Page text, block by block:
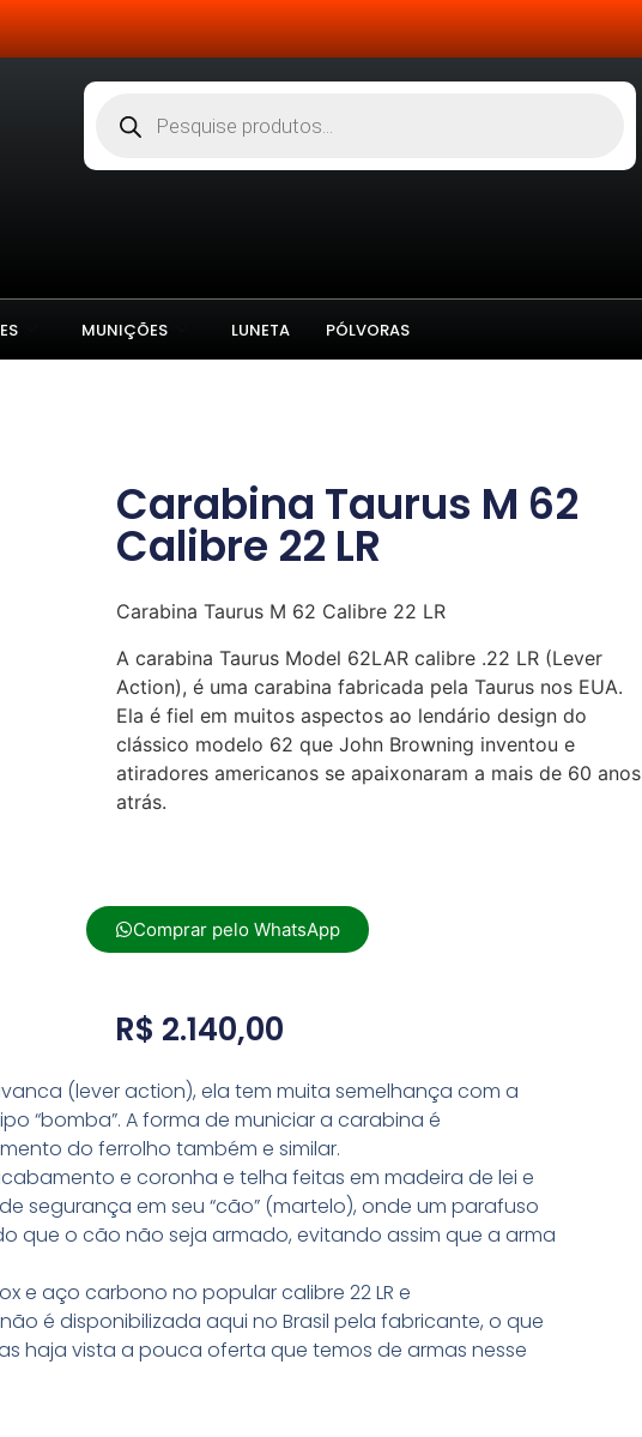
Site Blindado
MUNIÇÕES LUNETA PÓLVORAS
Carabina Taurus M 62
Calibre 22 LR
Carabina Taurus M 62 Calibre 22 LR
A carabina Taurus Model 62LAR calibre .22 LR (Lever
Action), é uma carabina fabricada pela Taurus nos EUA.
Ela é fiel em muitos aspectos ao lendário design do
clássico modelo 62 que John Browning inventou e
atiradores americanos se apaixonaram a mais de 60 anos
atrás.
Comprar pelo WhatsApp
R$ 2.140,00
(lever action), ela tem muita semelhança com a
“bomba”. A forma de municiar a carabina é
do ferrolho também e similar.
e coronha e telha feitas em madeira de lei e
segurança em seu “cão” (martelo), onde um parafuso
que o cão não seja armado, evitando assim que a arma
e aço carbono no popular calibre 22 LR e
é disponibilizada aqui no Brasil pela fabricante, o que
haja vista a pouca oferta que temos de armas nesse